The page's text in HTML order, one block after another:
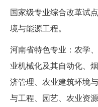
国家级专业综合改革试
境与能源工程。
河南省特色专业：农学
业机械化及其自动化、
济管理、农业建筑环境
与工程、园艺、农业资